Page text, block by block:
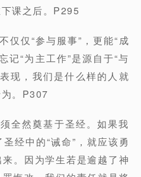
课之后。P295
仅仅“参与服事”，更能“成
记“为主工作”是源自于“与
现，我们是什么样的人就
。P307
全然奠基于圣经。如果我
经中的“诫命”，就应该勇
。因为学生若是逾越了神